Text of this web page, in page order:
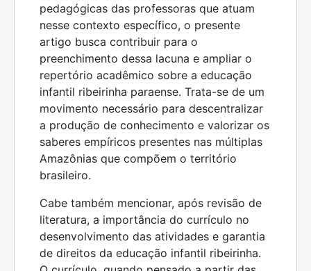
pedagógicas das professoras que atuam
nesse contexto específico, o presente
artigo busca contribuir para o
preenchimento dessa lacuna e ampliar o
repertório acadêmico sobre a educação
infantil ribeirinha paraense. Trata-se de um
movimento necessário para descentralizar
a produção de conhecimento e valorizar os
saberes empíricos presentes nas múltiplas
Amazônias que compõem o território
brasileiro.
Cabe também mencionar, após revisão de
literatura, a importância do currículo no
desenvolvimento das atividades e garantia
de direitos da educação infantil ribeirinha.